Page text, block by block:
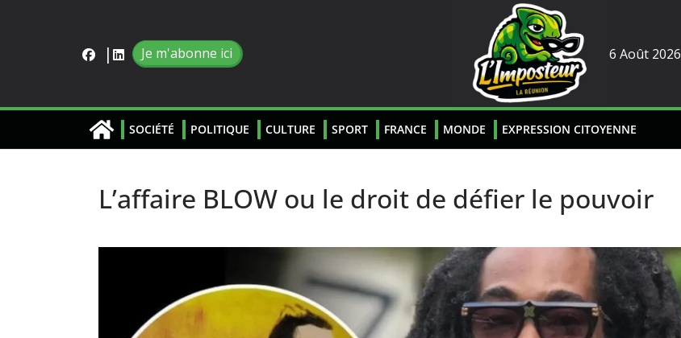
Je m'abonne ici 6 Août 2026
SOCIÉTÉ POLITIQUE CULTURE SPORT FRANCE MONDE EXPRESSION CITOYENNE
L’affaire BLOW ou le droit de défier le pouvoir